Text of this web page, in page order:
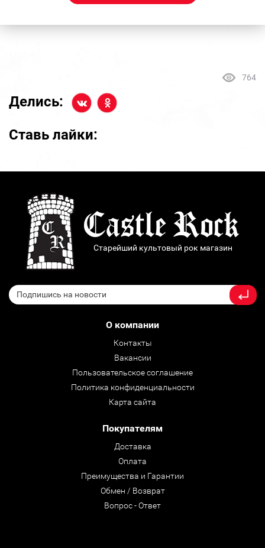
764
Делись:
Ставь лайки:
Старейший культовый рок магазин
О компании
Контакты
Вакансии
Пользовательское соглашение
Политика конфиденциальности
Карта сайта
Покупателям
Доставка
Оплата
Преимущества и Гарантии
Обмен / Возврат
Вопрос - Ответ